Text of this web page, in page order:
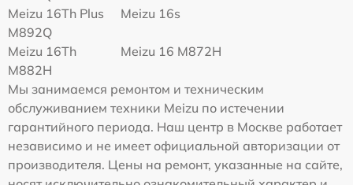
Meizu 16Th Plus
M892Q
Meizu 16s
Meizu 16Th
M882H
Meizu 16 M872H
Мы занимаемся ремонтом и техническим
обслуживанием техники Meizu по истечении
гарантийного периода. Наш центр в Москве работает
независимо и не имеет официальной авторизации от
производителя. Цены на ремонт, указанные на сайте,